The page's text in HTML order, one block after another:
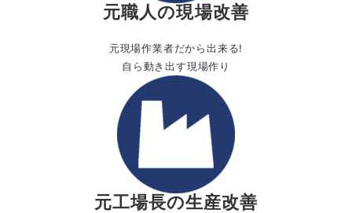
元職人の現場改善
元現場作業者だから出来る!
自ら動き出す現場作り
元工場長の生産改善